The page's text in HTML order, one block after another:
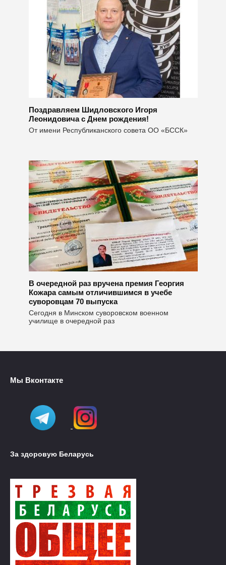
Поздравляем Шидловского Игоря
Леонидовича с Днем рождения!
От имени Республиканского совета ОО «БССК»
В очередной раз вручена премия Георгия
Кожара самым отличившимся в учебе
суворовцам 70 выпуска
Сегодня в Минском суворовском военном
училище в очередной раз
Мы Вконтакте
За здоровую Беларусь